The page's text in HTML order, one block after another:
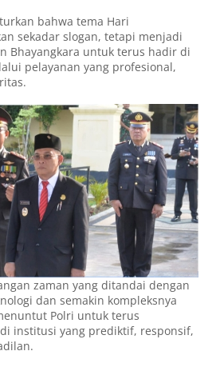
bahwa tema Hari
sekadar slogan, tetapi menjadi
Bhayangkara untuk terus hadir di
pelayanan yang profesional,
zaman yang ditandai dengan
dan semakin kompleksnya
Polri untuk terus
institusi yang prediktif, responsif,